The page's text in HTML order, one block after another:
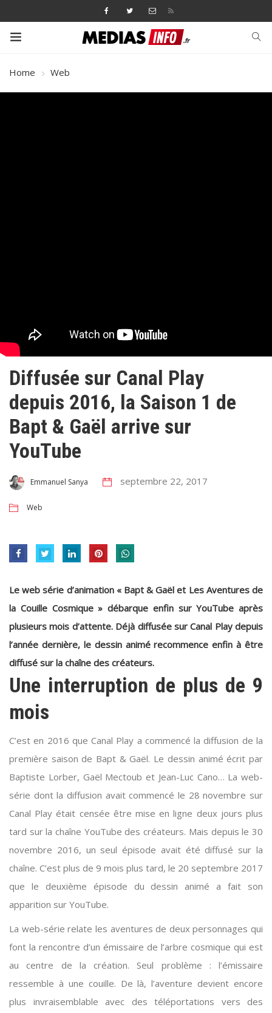
Home Web
Diffusée sur Canal Play
depuis 2016, la Saison 1 de
Bapt & Gaël arrive sur
YouTube
Emmanuel Sanya septembre 22, 2017
Web
Le web série d’animation « Bapt & Gaël et Les Aventures de
la Couille Cosmique » débarque enfin sur YouTube après
plusieurs mois d’attente. Déjà diffusée sur Canal Play depuis
l’année dernière, le dessin animé recommence enfin à être
diffusé sur la chaîne des créateurs.
Une interruption de plus de 9
mois
C’est en 2016 que Canal Play a commencé la diffusion de la
première saison de Bapt & Gaël. Le dessin animé écrit par
Baptiste Lorber, Gaël Mectoub et Jean-Luc Cano… La web-
série dont la diffusion avait commencé le 28 novembre sur
Canal Play était censée être mise en ligne deux jours plus
tard sur la chaîne YouTube des créateurs. Mais depuis le 30
novembre 2016, un seul épisode avait été diffusé sur la
chaîne. C’est plus de 9 mois plus tard, le 20 septembre 2017
que le deuxième épisode du dessin animé a fait son
apparition sur YouTube.
La web-série relate les aventures de deux personnages qui
font la rencontre d’un émissaire de l’arbre cosmique qui est
au centre de la création. Seul problème : l’émissaire
ressemble à une couille. De là, l’aventure devient encore
plus invraisemblable avec des téléportations vers des